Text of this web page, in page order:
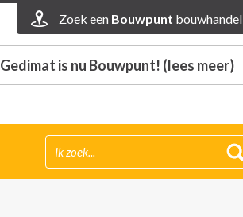
Zoek een Bouwpunt bouwhandel
Gedimat is nu Bouwpunt! (lees meer)